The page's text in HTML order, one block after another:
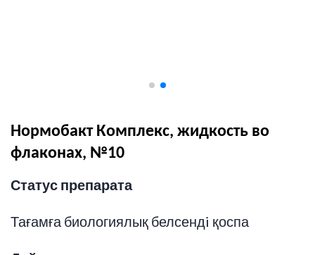
Нормобакт Комплекс, жидкость во
флаконах, №10
Статус препарата
Тағамға биологиялық белсендi қоспа